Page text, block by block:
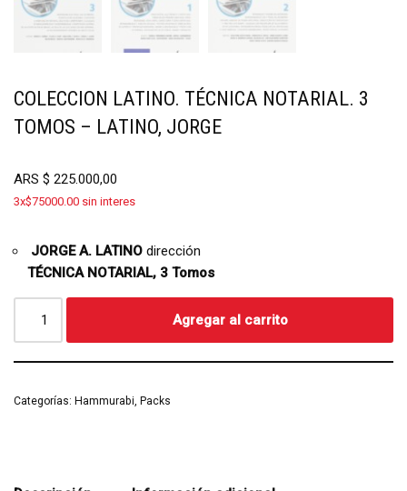
COLECCION LATINO. TÉCNICA NOTARIAL. 3
TOMOS – LATINO, JORGE
ARS $ 225.000,00
3x$75000.00 sin interes
JORGE A. LATINO dirección
TÉCNICA NOTARIAL, 3 Tomos
Agregar al carrito
Categorías: Hammurabi, Packs